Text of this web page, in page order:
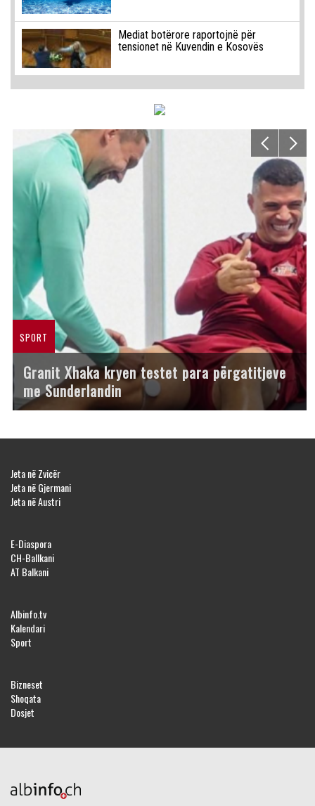
Mediat botërore raportojnë për
tensionet në Kuvendin e Kosovës
SPORT
Granit Xhaka kryen testet para përgatitjeve
me Sunderlandin
Jeta në Zvicër
Jeta në Gjermani
Jeta në Austri
E-Diaspora
CH-Ballkani
AT Balkani
Albinfo.tv
Kalendari
Sport
Bizneset
Shoqata
Dosjet